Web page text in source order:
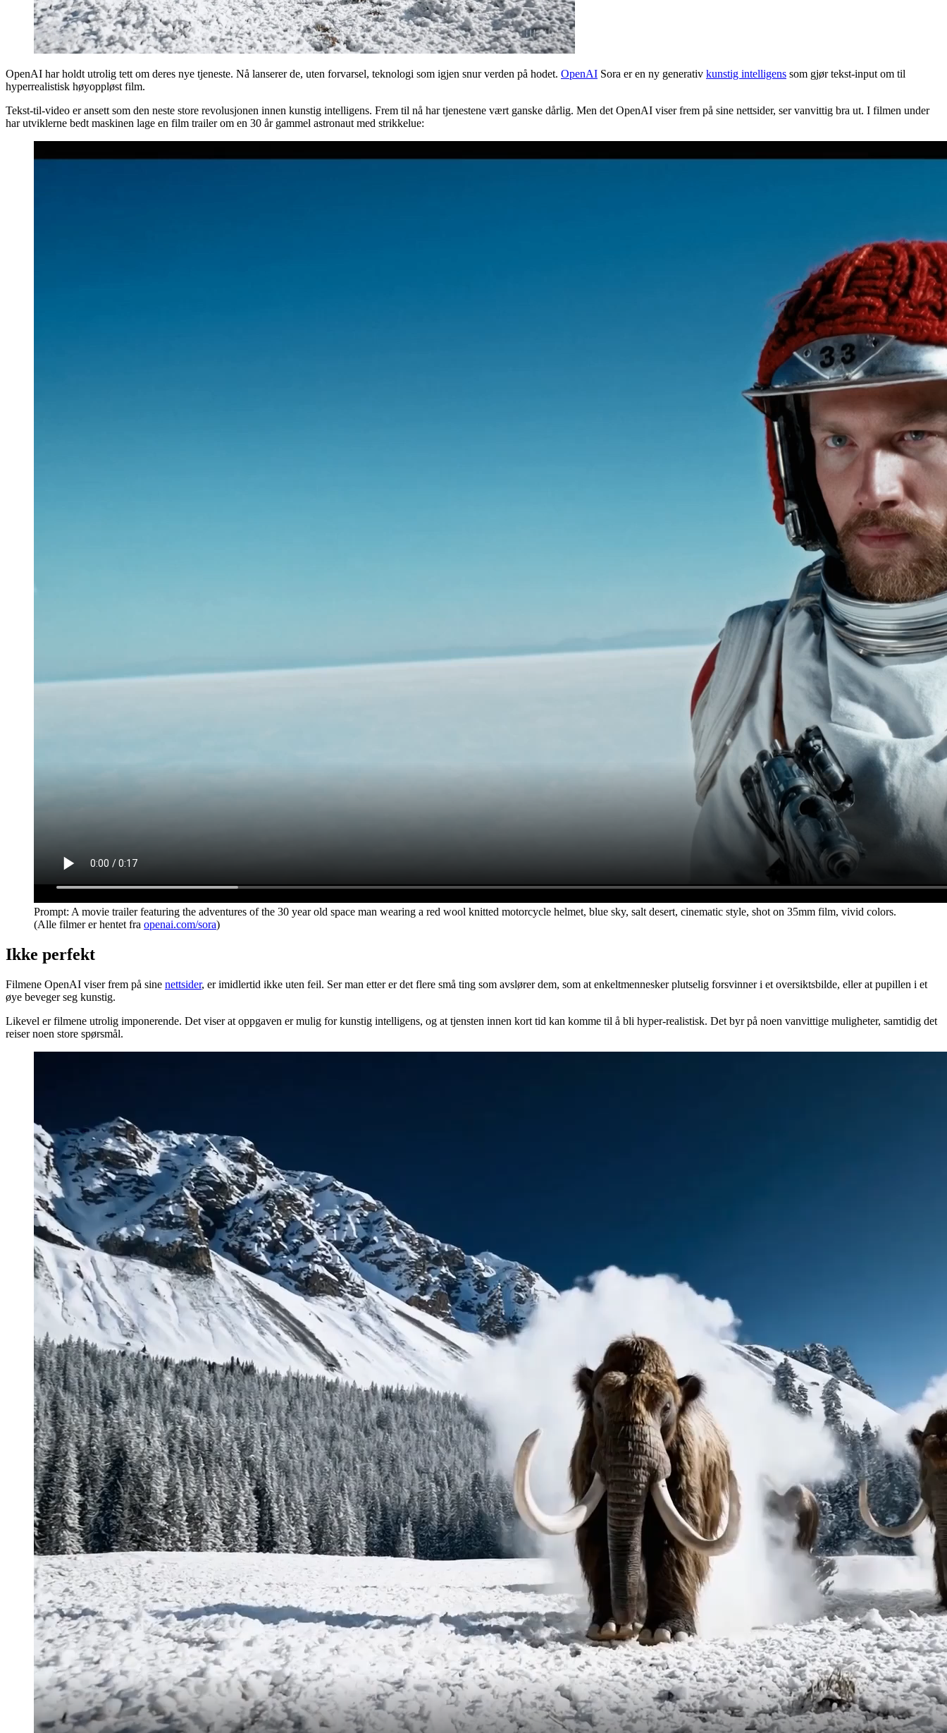
OpenAI har holdt utrolig tett om deres nye tjeneste. Nå lanserer de, uten forvarsel, teknologi som igjen snur verden på hodet. OpenAI Sora er en ny generativ kunstig intelligens som gjør tekst-input om til
hyperrealistisk høyoppløst film.
Tekst-til-video er ansett som den neste store revolusjonen innen kunstig intelligens. Frem til nå har tjenestene vært ganske dårlig. Men det OpenAI viser frem på sine nettsider, ser vanvittig bra ut. I filmen under
har utviklerne bedt maskinen lage en film trailer om en 30 år gammel astronaut med strikkelue:
Prompt: A movie trailer featuring the adventures of the 30 year old space man wearing a red wool knitted motorcycle helmet, blue sky, salt desert, cinematic style, shot on 35mm film, vivid colors.
(Alle filmer er hentet fra openai.com/sora)
Ikke perfekt
Filmene OpenAI viser frem på sine nettsider, er imidlertid ikke uten feil. Ser man etter er det flere små ting som avslører dem, som at enkeltmennesker plutselig forsvinner i et oversiktsbilde, eller at pupillen i et
øye beveger seg kunstig.
Likevel er filmene utrolig imponerende. Det viser at oppgaven er mulig for kunstig intelligens, og at tjensten innen kort tid kan komme til å bli hyper-realistisk. Det byr på noen vanvittige muligheter, samtidig det
reiser noen store spørsmål.